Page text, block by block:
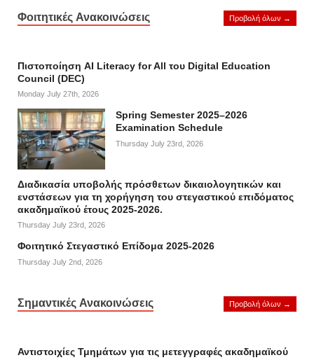
Φοιτητικές Ανακοινώσεις Προβολή όλων →
Πιστοποίηση AI Literacy for All του Digital Education
Council (DEC)
Monday July 27th, 2026
Spring Semester 2025–2026
Examination Schedule
Thursday July 23rd, 2026
Διαδικασία υποβολής πρόσθετων δικαιολογητικών και
ενστάσεων για τη χορήγηση του στεγαστικού επιδόματος
ακαδημαϊκού έτους 2025-2026.
Thursday July 23rd, 2026
Φοιτητικό Στεγαστικό Επίδομα 2025-2026
Thursday July 2nd, 2026
Σημαντικές Ανακοινώσεις Προβολή όλων →
Αντιστοιχίες Τμημάτων για τις μετεγγραφές ακαδημαϊκού